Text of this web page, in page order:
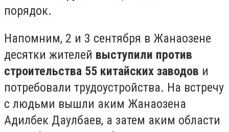
порядок.
Напомним, 2 и 3 сентября в Жанаозене
десятки жителей выступили против
строительства 55 китайских заводов и
потребовали трудоустройства. На встречу
с людьми вышли аким Жанаозена
Адилбек Даулбаев, а затем аким области